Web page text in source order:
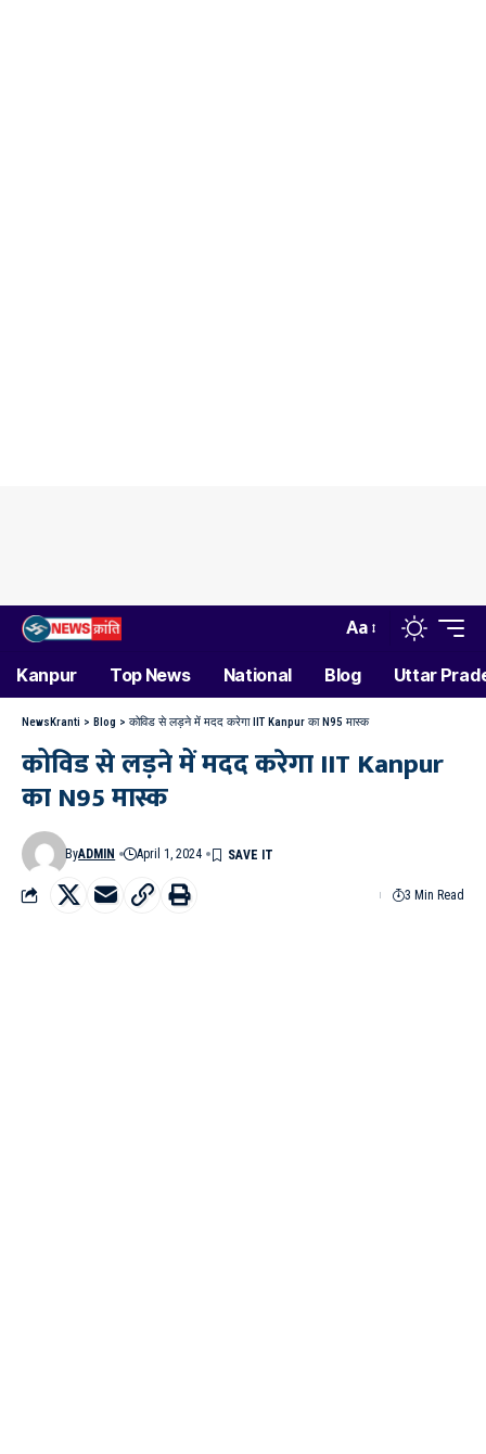
Aa
Kanpur Top News National Blog Uttar
NewsKranti > Blog > कोविड से लड़ने में मदद करेगा IIT Kanpur का N95 मास्क
कोविड से लड़ने में मदद करेगा IIT Kanpur
का N95 मास्क
ByADMIN April 1, 2024
3 Min Read